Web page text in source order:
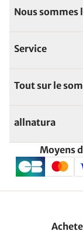
Nous sommes
Service
Tout sur le
allnatura
Moyens